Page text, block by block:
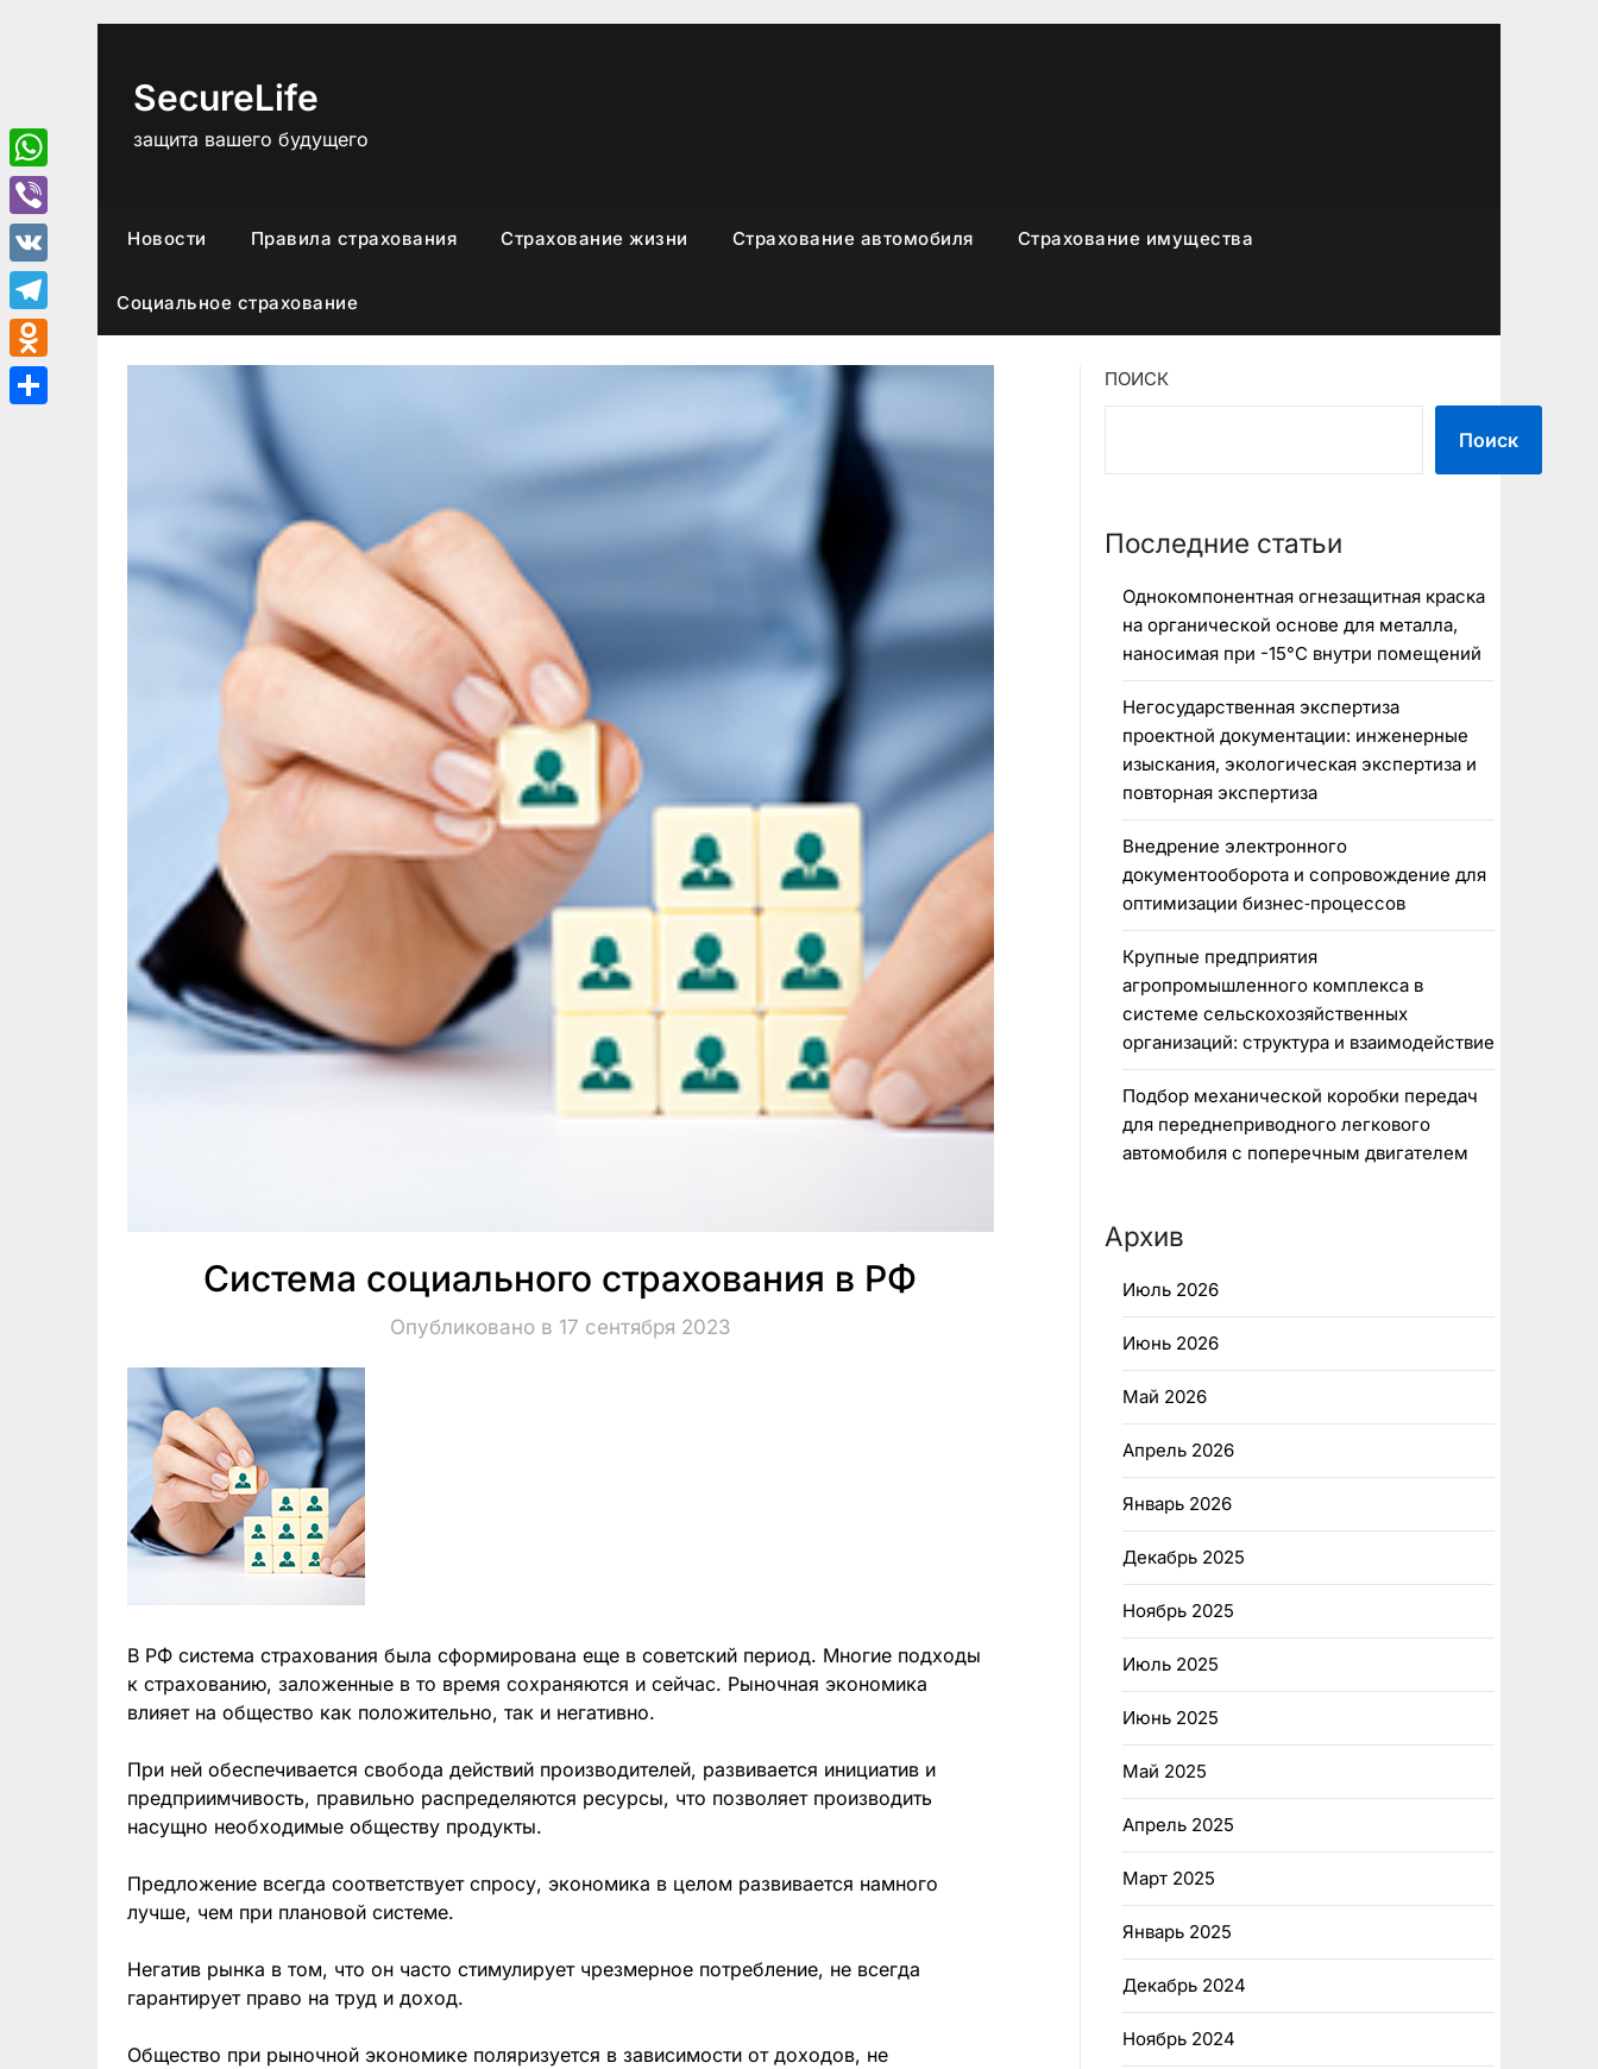
SecureLife
защита вашего будущего
Новости Правила страхования Страхование жизни Страхование автомобиля Страхование имущества
Социальное страхование
Система социального страхования в РФ
Опубликовано в 17 сентября 2023
В РФ система страхования была сформирована еще в советский период. Многие подходы
к страхованию, заложенные в то время сохраняются и сейчас. Рыночная экономика
влияет на общество как положительно, так и негативно.
При ней обеспечивается свобода действий производителей, развивается инициатив и
предприимчивость, правильно распределяются ресурсы, что позволяет производить
насущно необходимые обществу продукты.
Предложение всегда соответствует спросу, экономика в целом развивается намного
лучше, чем при плановой системе.
Негатив рынка в том, что он часто стимулирует чрезмерное потребление, не всегда
гарантирует право на труд и доход.
Общество при рыночной экономике поляризуется в зависимости от доходов, не
ПОИСК
Поиск
Последние статьи
Однокомпонентная огнезащитная краска
на органической основе для металла,
наносимая при -15°C внутри помещений
Негосударственная экспертиза
проектной документации: инженерные
изыскания, экологическая экспертиза и
повторная экспертиза
Внедрение электронного
документооборота и сопровождение для
оптимизации бизнес‑процессов
Крупные предприятия
агропромышленного комплекса в
системе сельскохозяйственных
организаций: структура и взаимодействие
Подбор механической коробки передач
для переднеприводного легкового
автомобиля с поперечным двигателем
Архив
Июль 2026
Июнь 2026
Май 2026
Апрель 2026
Январь 2026
Декабрь 2025
Ноябрь 2025
Июль 2025
Июнь 2025
Май 2025
Апрель 2025
Март 2025
Январь 2025
Декабрь 2024
Ноябрь 2024
WhatsApp
Viber
VK
Telegram
Odnoklassniki